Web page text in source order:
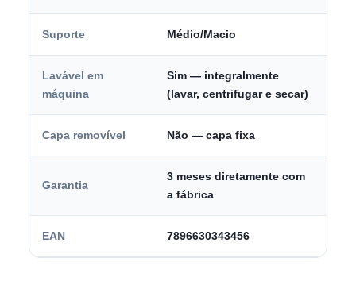
Suporte Médio/Macio
Lavável em
máquina
Sim — integralmente
(lavar, centrifugar e secar)
Capa removível Não — capa fixa
Garantia
3 meses diretamente com
a fábrica
EAN 7896630343456